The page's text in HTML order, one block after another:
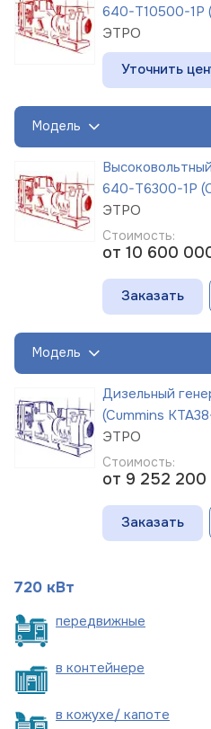
640-Т10500-1Р
ЭТРО
Уточнить
Модель
640-Т6300-1Р
ЭТРО
Стоимость:
от 10 600
Заказать
Модель
Дизельный
(Cummins
ЭТРО
Стоимость:
от 9 252 200
Заказать
720 кВт
передвижные
в контейнере
в кожухе/ капоте